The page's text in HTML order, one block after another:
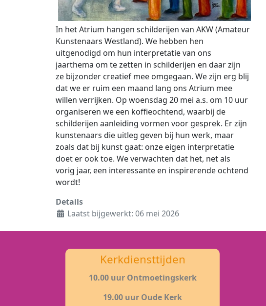
In het Atrium hangen schilderijen van AKW (Amateur
Kunstenaars Westland). We hebben hen
uitgenodigd om hun interpretatie van ons
jaarthema om te zetten in schilderijen en daar zijn
ze bijzonder creatief mee omgegaan. We zijn erg blij
dat we er ruim een maand lang ons Atrium mee
willen verrijken. Op woensdag 20 mei a.s. om 10 uur
organiseren we een koffieochtend, waarbij de
schilderijen aanleiding vormen voor gesprek. Er zijn
kunstenaars die uitleg geven bij hun werk, maar
zoals dat bij kunst gaat: onze eigen interpretatie
doet er ook toe. We verwachten dat het, net als
vorig jaar, een interessante en inspirerende ochtend
wordt!
Details
Laatst bijgewerkt: 06 mei 2026
Kerkdiensttijden
10.00 uur Ontmoetingskerk
19.00 uur Oude Kerk